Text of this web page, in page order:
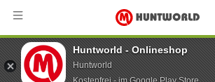
Hauptseite ...
Huntworld - Onlineshop
Huntworld